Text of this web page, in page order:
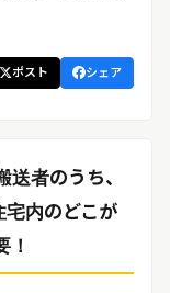
ポスト シェア
送者のうち、
内のどこが
！